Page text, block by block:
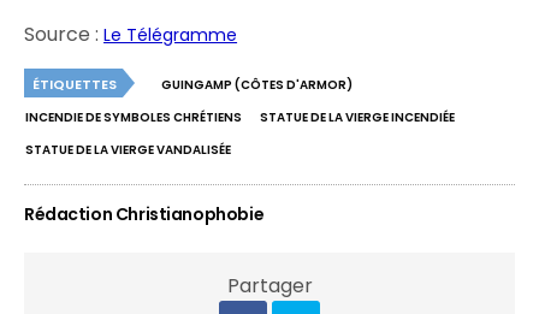
Source :Le Télégramme
ÉTIQUETTES
GUINGAMP (CÔTES D'ARMOR)
INCENDIE DE SYMBOLES CHRÉTIENS
STATUE DE LA VIERGE INCENDIÉE
STATUE DE LA VIERGE VANDALISÉE
Rédaction Christianophobie
Partager